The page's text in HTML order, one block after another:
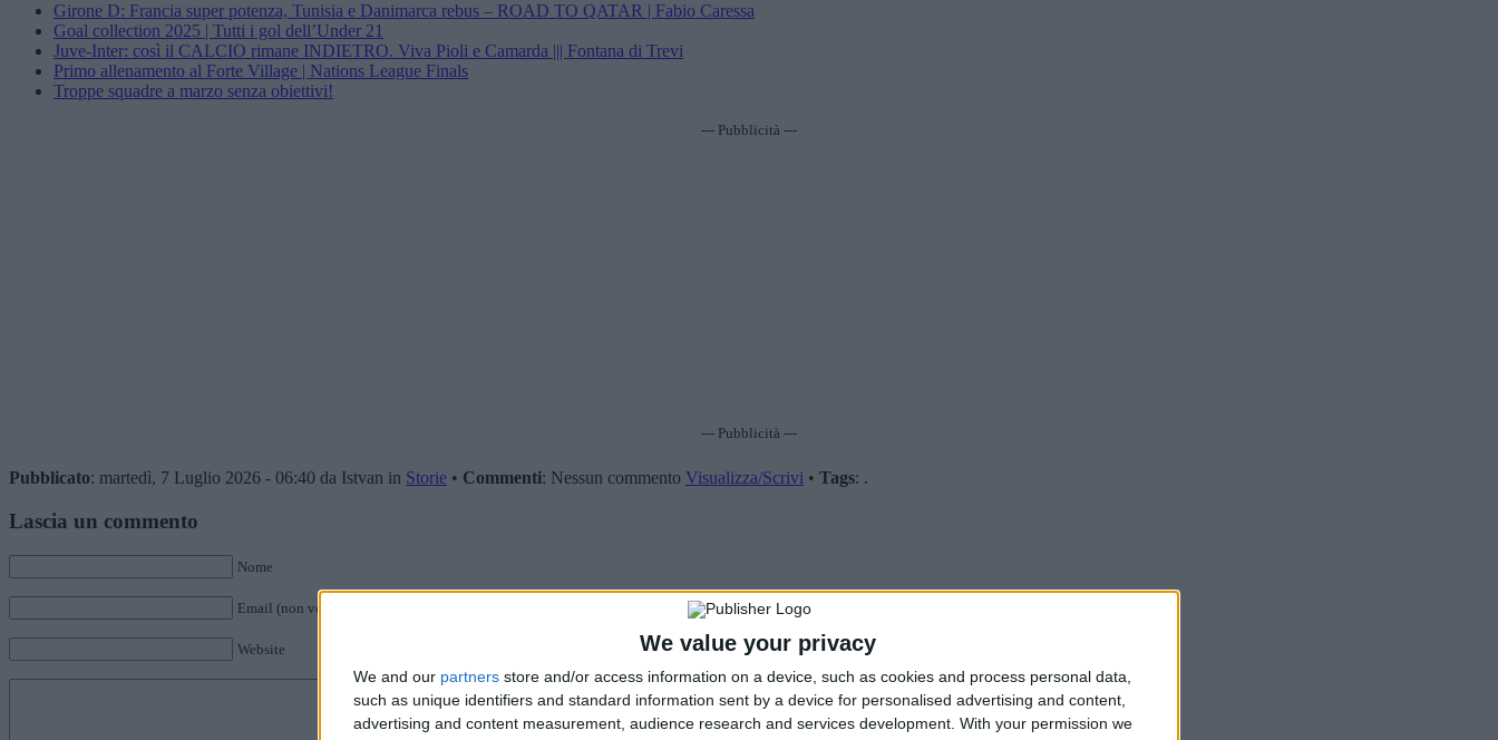
We value your privacy
We and our partners store and/or access information on a device, such as cookies and process personal data,
such as unique identifiers and standard information sent by a device for personalised advertising and content,
advertising and content measurement, audience research and services development. With your permission we
Girone D: Francia super potenza, Tunisia e Danimarca rebus – ROAD TO QATAR | Fabio Caressa
Goal collection 2025 | Tutti i gol dell’Under 21
Juve-Inter: così il CALCIO rimane INDIETRO. Viva Pioli e Camarda ||| Fontana di Trevi
Primo allenamento al Forte Village | Nations League Finals
Troppe squadre a marzo senza obiettivi!
--- Pubblicità ---
--- Pubblicità ---
Pubblicato: martedì, 7 Luglio 2026 - 06:40 da Istvan in Storie • Commenti: Nessun commento Visualizza/Scrivi • Tags: .
Lascia un commento
Nome
Email (non verrà pubblicata)
Website